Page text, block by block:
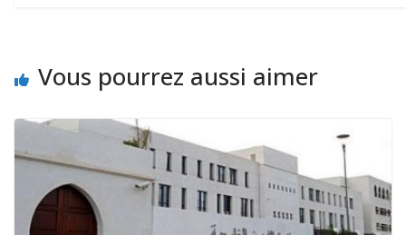
Vous pourrez aussi aimer